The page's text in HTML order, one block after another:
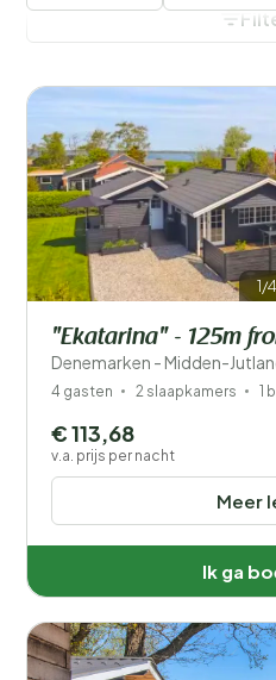
Je vakantie
Kies reisdata en je
Wanneer?
Aantal gasten?
Afstand 1
Filters opslaan
1/4
"Ekatarina" - 125m
Denemarken - Midden-
4 gasten 2 slaapkamers 1
Meer
€ 113,68
v.a. prijs per nacht
Ik ga